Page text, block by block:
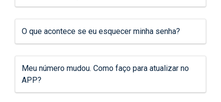
O que acontece se eu esquecer minha senha?
Meu número mudou. Como faço para atualizar no
APP?